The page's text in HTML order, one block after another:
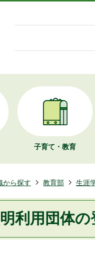
子育て・教育
から探す 教育部 生涯
利用団体の